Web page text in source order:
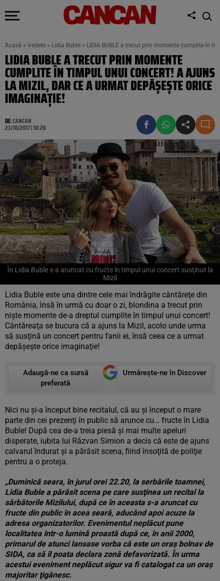
Acasă » Vedete » Lidia Buble » LIDIA BUBLE a trecut prin momente cumplite în
LIDIA BUBLE A TRECUT PRIN MOMENTE
CUMPLITE ÎN TIMPUL UNUI CONCERT! A AJUNS
LA MIZIL, DAR CE A URMAT DEPĂŞEŞTE ORICE
IMAGINAŢIE!
DE:CANCAN
23/10/2017 | 18:28
În Lidia Buble s-a aruncat cu fructe în timpul unui concert susţinut la
Mizil
Lidia Buble este una dintre cele mai îndrăgite cântăreţe din
România, însă în urmă cu doar o zi, blondina a trecut prin
nişte momente de-a dreptul cumplite în timpul unui concert!
Cântăreaţa se bucura că a ajuns la Mizil, acolo unde urma
să susţină un concert pentru fanii ei, însă ceea ce a urmat
depăşeşte orice imaginaţie!
Adaugă-ne ca sursă
preferată
Urmărește-ne în Discover
Nici nu şi-a început bine recitalul, că au şi început o mare
parte din cei prezenţi în public să arunce cu… fructe în Lidia
Buble! După cea de-a treia piesă şi mai multe apeluri
disperate, iubita lui Răzvan Simion a decis că este de ajuns
calvarul îndurat şi a părăsit scena, fiind însoţită de poliţie
pentru a o proteja.
„Duminică seara, în jurul orei 22.20, la serbările toamnei,
Lidia Buble a părăsit scena pe care susţinea un recital la
sărbătorile Mizilului, după ce în aceasta s-a aruncat cu
fructe din public în acea seară, aducând apoi acuze la
adresa organizatorilor. Evenimentul neplăcut pune
localitatea într-o lumină proastă după ce, în anii 2000,
primarul de atunci lansase vorba că este un oraş bolnav de
SIDA, ca să îl poata declara zonă defavorizată. În urma
acestui eveniment neplăcut sigur va fi catalogat ca un oraş
majoritar ţigănesc.